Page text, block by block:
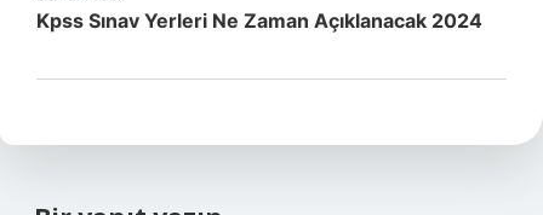
Kpss Sınav Yerleri Ne Zaman Açıklanacak 2024